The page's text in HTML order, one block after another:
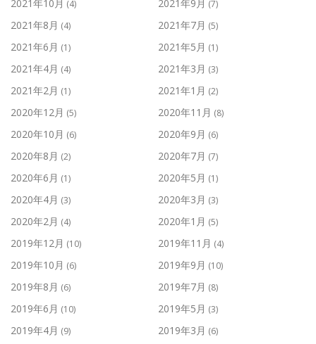
2021年10月 (4) 2021年9月 (7)
2021年8月 (4) 2021年7月 (5)
2021年6月 (1) 2021年5月 (1)
2021年4月 (4) 2021年3月 (3)
2021年2月 (1) 2021年1月 (2)
2020年12月 (5) 2020年11月 (8)
2020年10月 (6) 2020年9月 (6)
2020年8月 (2) 2020年7月 (7)
2020年6月 (1) 2020年5月 (1)
2020年4月 (3) 2020年3月 (3)
2020年2月 (4) 2020年1月 (5)
2019年12月 (10) 2019年11月 (4)
2019年10月 (6) 2019年9月 (10)
2019年8月 (6) 2019年7月 (8)
2019年6月 (10) 2019年5月 (3)
2019年4月 (9) 2019年3月 (6)